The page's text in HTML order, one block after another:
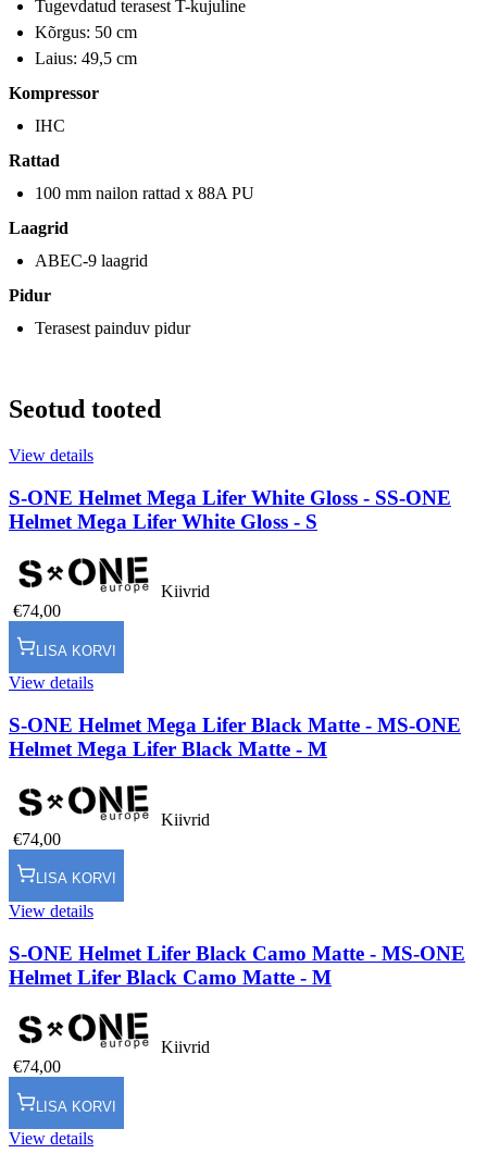
Tugevdatud terasest T-kujuline
Kõrgus: 50 cm
Laius: 49,5 cm
Kompressor
IHC
Rattad
100 mm nailon rattad x 88A PU
Laagrid
ABEC-9 laagrid
Pidur
Terasest painduv pidur
Seotud tooted
View details
S-ONE Helmet Mega Lifer White Gloss - SS-ONE
Helmet Mega Lifer White Gloss - S
Kiivrid
€74,00
LISA KORVI
View details
S-ONE Helmet Mega Lifer Black Matte - MS-ONE
Helmet Mega Lifer Black Matte - M
Kiivrid
€74,00
LISA KORVI
View details
S-ONE Helmet Lifer Black Camo Matte - MS-ONE
Helmet Lifer Black Camo Matte - M
Kiivrid
€74,00
LISA KORVI
View details